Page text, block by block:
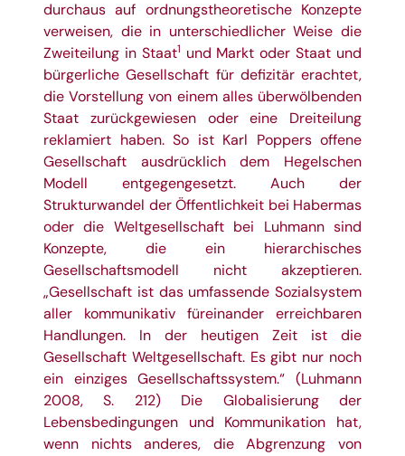
durchaus auf ordnungstheoretische Konzepte
verweisen, die in unterschiedlicher Weise die
Zweiteilung in Staat1 und Markt oder Staat und
bürgerliche Gesellschaft für defizitär erachtet,
die Vorstellung von einem alles überwölbenden
Staat zurückgewiesen oder eine Dreiteilung
reklamiert haben. So ist Karl Poppers offene
Gesellschaft ausdrücklich dem Hegelschen
Modell entgegengesetzt. Auch der
Strukturwandel der Öffentlichkeit bei Habermas
oder die Weltgesellschaft bei Luhmann sind
Konzepte, die ein hierarchisches
Gesellschaftsmodell nicht akzeptieren.
„Gesellschaft ist das umfassende Sozialsystem
aller kommunikativ füreinander erreichbaren
Handlungen. In der heutigen Zeit ist die
Gesellschaft Weltgesellschaft. Es gibt nur noch
ein einziges Gesellschaftssystem.“ (Luhmann
2008, S. 212) Die Globalisierung der
Lebensbedingungen und Kommunikation hat,
wenn nichts anderes, die Abgrenzung von